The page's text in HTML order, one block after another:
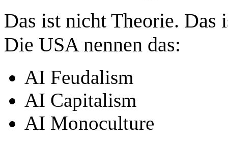
Das ist nicht Theorie. Das
Die USA nennen das:
AI Feudalism
AI Capitalism
AI Monoculture